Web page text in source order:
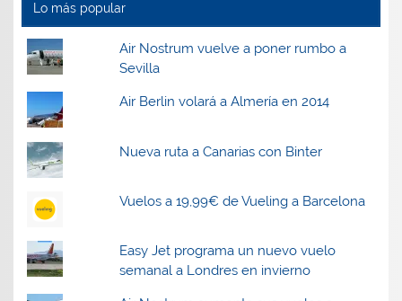
Lo más popular
Air Nostrum vuelve a poner rumbo a
Sevilla
Air Berlin volará a Almería en 2014
Nueva ruta a Canarias con Binter
Vuelos a 19,99€ de Vueling a Barcelona
Easy Jet programa un nuevo vuelo
semanal a Londres en invierno